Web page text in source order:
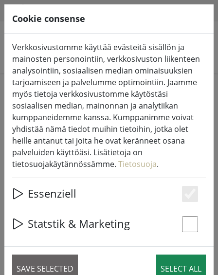
Hae tuotteita
Home Valot ja valaistus Keijujen valot
Lumineo Durawise Fairy lights
Basic 96 LED lämpimän valkoinen
ulkokäyttöön 7,1 m
paristokäyttöinen läpinäkyvä
läpinäkyvä
Cookie consense
Verkkosivustomme käyttää evästeitä sisällön ja
mainosten personointiin, verkkosivuston liikenteen
analysointiin, sosiaalisen median ominaisuuksien
tarjoamiseen ja palvelumme optimointiin. Jaamme
myös tietoja verkkosivustomme käytöstäsi
sosiaalisen median, mainonnan ja analytiikan
kumppaneidemme kanssa. Kumppanimme voivat
yhdistää nämä tiedot muihin tietoihin, jotka olet
heille antanut tai joita he ovat keränneet osana
palveluiden käyttöäsi. Lisätietoja on
tietosuojakäytännössämme. Tietosuoja.
Essenziell
Statstik & Marketing
SAVE SELECTED SELECT ALL